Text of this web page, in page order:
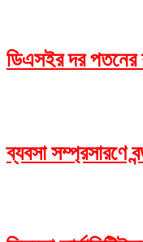
ডিএসইর দর পতনের
ব্যবসা সম্প্রসারণে